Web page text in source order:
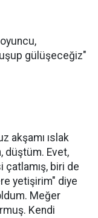
gülüşeceğiz"
akşamı ıslak
düştüm. Evet,
çatlamış, biri de
yetişirim" diye
Meğer
Kendi